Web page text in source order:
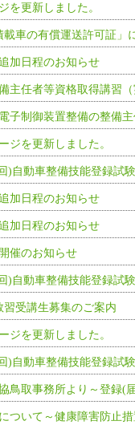
を更新しました。
車の有償運送許可証」
加日程のお知らせ
主任者等資格取得講習
子制御装置整備の整備
ジを更新しました。
)自動車整備技能登録試
加日程のお知らせ
加日程のお知らせ
催のお知らせ
)自動車整備技能登録試
受講生募集のご案内
ジを更新しました。
)自動車整備技能登録試
鳥取事務所より～登録(
ついて～健康障害防止